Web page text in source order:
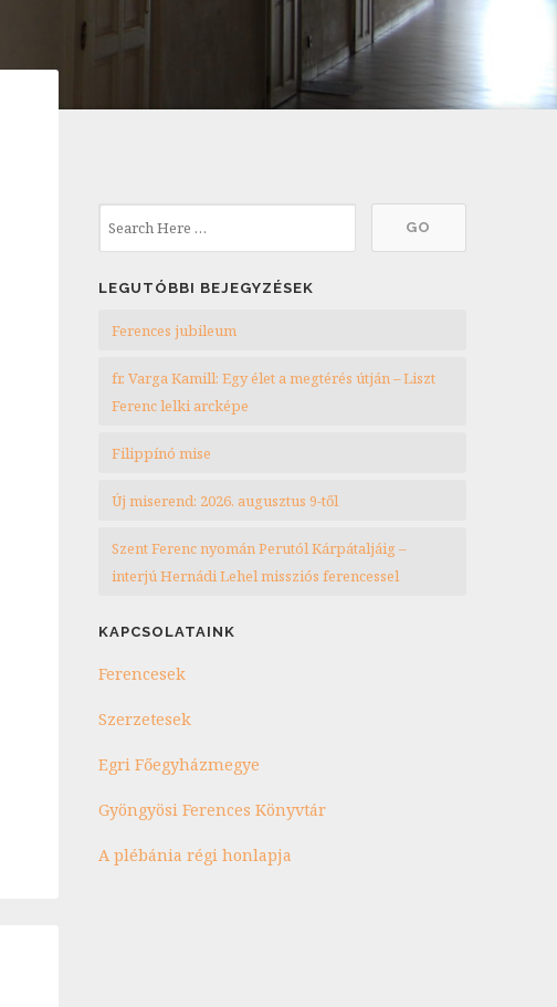
LEGUTÓBBI BEJEGYZÉSEK
Ferences jubileum
fr. Varga Kamill: Egy élet a megtérés útján – Liszt
Ferenc lelki arcképe
Filippínó mise
Új miserend: 2026. augusztus 9-től
Szent Ferenc nyomán Perutól Kárpátaljáig –
interjú Hernádi Lehel missziós ferencessel
KAPCSOLATAINK
Ferencesek
Szerzetesek
Egri Főegyházmegye
Gyöngyösi Ferences Könyvtár
A plébánia régi honlapja